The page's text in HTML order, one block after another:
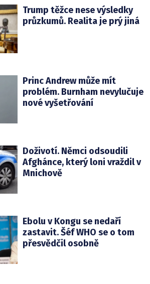
Trump těžce nese výsledky
průzkumů. Realita je prý jiná
Princ Andrew může mít
problém. Burnham nevylučuje
nové vyšetřování
Doživotí. Němci odsoudili
Afghánce, který loni vraždil v
Mnichově
Ebolu v Kongu se nedaří
zastavit. Šéf WHO se o tom
přesvědčil osobně